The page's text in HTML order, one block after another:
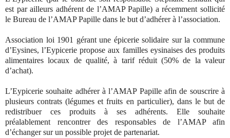
est par ailleurs adhérent de l’AMAP Papille) a récemment sollicité
le Bureau de l’AMAP Papille dans le but d’adhérer à l’association.
Association loi 1901 gérant une épicerie solidaire sur la commune
d’Eysines, l’Eypicerie propose aux familles eysinaises des produits
alimentaires locaux de qualité, à tarif réduit (50% de la valeur
d’achat).
L’Eypicerie souhaite adhérer à l’AMAP Papille afin de souscrire à
plusieurs contrats (légumes et fruits en particulier), dans le but de
redistribuer ces produits à ses adhérents. Elle souhaite
préalablement rencontrer des responsables de l’AMAP afin
d’échanger sur un possible projet de partenariat.